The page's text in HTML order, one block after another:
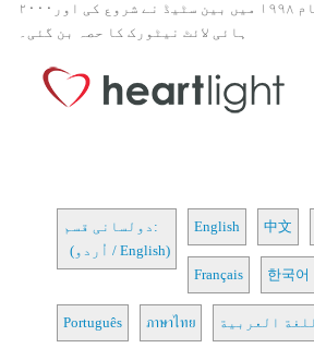
ورس آف دا ڈے ڈاٹ کام ۱۹۹۸ میں بین سٹیڈ نے شروع کی اور۲۰۰۰
ہائی لائٹ نیٹورک کا حصہ بن گئی۔
دولسانی قسم:
(اُردو / English)
English 中文
Français 한국어
Português ภาษาไทย العربية